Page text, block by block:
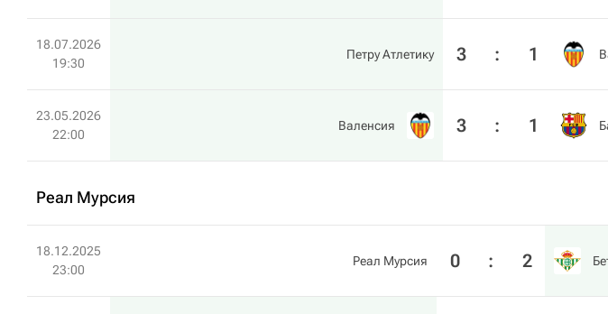
18.07.2026
19:30
Петру Атлетику 3 : 1
23.05.2026
22:00
Валенсия 3 : 1
Реал Мурсия
18.12.2025
23:00
Реал Мурсия 0 : 2